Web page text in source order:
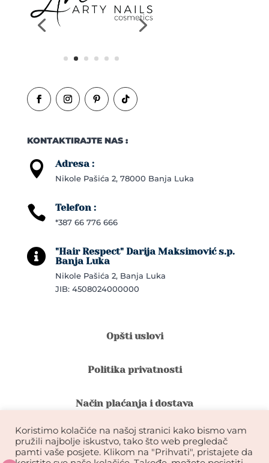
KONTAKTIRAJTE NAS :
 Adresa :
Nikole Pašića 2, 78000 Banja Luka
 Telefon :
*387 66 776 666

"Hair Respect" Darija Maksimović s.p.
Banja Luka
Nikole Pašića 2, Banja Luka
JIB: 4508024000000
Opšti uslovi
Politika privatnosti
Način plaćanja i dostava
Reklamacije i povrat robe
Koristimo kolačiće na našoj stranici kako bismo vam
pružili najbolje iskustvo, tako što web pregledač
pamti vaše posjete. Klikom na "Prihvati", pristajete da